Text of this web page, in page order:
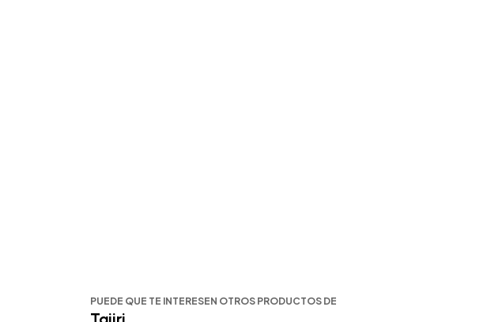
PUEDE QUE TE INTERESEN OTROS PRODUCTOS DE